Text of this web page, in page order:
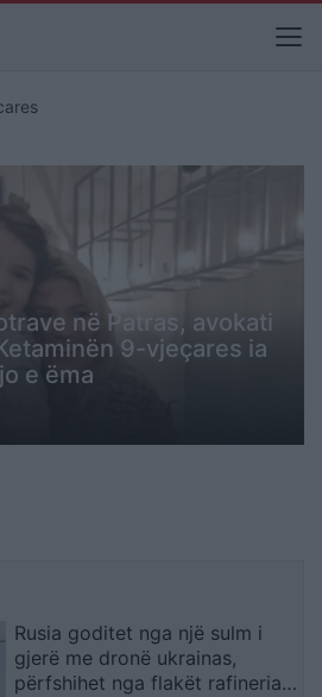
në Patras, avokati
9-vjeçares ia
e ëma
Rusia goditet nga një sulm i
gjerë me dronë ukrainas,
përfshihet nga flakët rafineria